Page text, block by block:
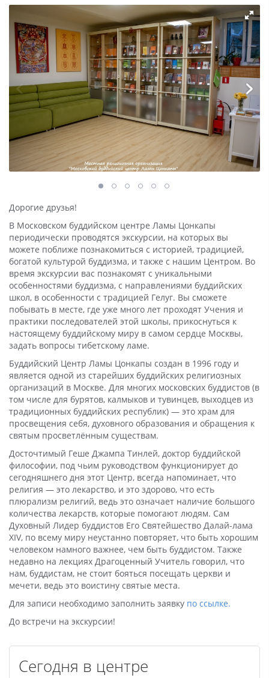
Дорогие друзья!
В Московском буддийском центре Ламы Цонкапы
периодически проводятся экскурсии, на которых вы
можете поближе познакомиться с историей, традицией,
богатой культурой буддизма, и также с нашим Центром. Во
время экскурсии вас познакомят с уникальными
особенностями буддизма, с направлениями буддийских
школ, в особенности с традицией Гелуг. Вы сможете
побывать в месте, где уже много лет проходят Учения и
практики последователей этой школы, прикоснуться к
настоящему буддийскому миру в самом сердце Москвы,
задать вопросы тибетскому ламе.
Буддийский Центр Ламы Цонкапы создан в 1996 году и
является одной из старейших буддийских религиозных
организаций в Москве. Для многих московских буддистов (в
том числе для бурятов, калмыков и тувинцев, выходцев из
традиционных буддийских республик) — это храм для
просвещения себя, духовного образования и обращения к
святым просветлённым существам.
Досточтимый Геше Джампа Тинлей, доктор буддийской
философии, под чьим руководством функционирует до
сегодняшнего дня этот Центр, всегда напоминает, что
религия — это лекарство, и это здорово, что есть
плюрализм религий, ведь это означает наличие большого
количества лекарств, которые помогают людям. Сам
Духовный Лидер буддистов Его Святейшество Далай-лама
XIV, по всему миру неустанно повторяет, что быть хорошим
человеком намного важнее, чем быть буддистом. Также
недавно на лекциях Драгоценный Учитель говорил, что
нам, буддистам, не стоит бояться посещать церкви и
мечети, ведь это воистину святые места.
Для записи необходимо заполнить заявку по ссылке.
До встречи на экскурсии!
Сегодня в центре